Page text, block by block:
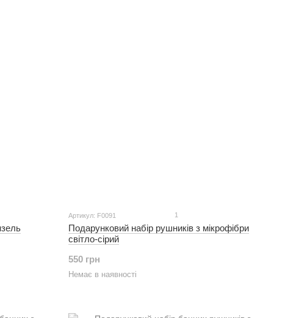
Артикул: F0091 1
Подарунковий набір рушників з мікрофібри
світло-сірий
550 грн
Немає в наявності